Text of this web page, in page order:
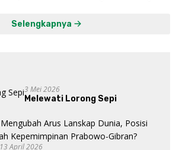
Selengkapnya
3 Mei 2026
Melewati Lorong Sepi
13 April 2026